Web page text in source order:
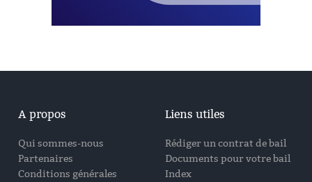
A propos
Qui sommes-nous
Partenaires
Conditions générales
Liens utiles
Rédiger un contrat de bail
Documents pour votre bail
Index